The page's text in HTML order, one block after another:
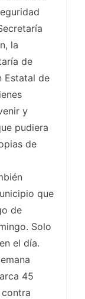
la
de
Estatal de
y
pudiera
de
que
de
Solo
el día.
45